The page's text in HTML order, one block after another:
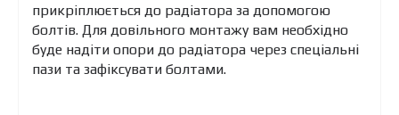
прикріплюється до радіатора за допомогою
болтів. Для довільного монтажу вам необхідно
буде надіти опори до радіатора через спеціальні
пази та зафіксувати болтами.